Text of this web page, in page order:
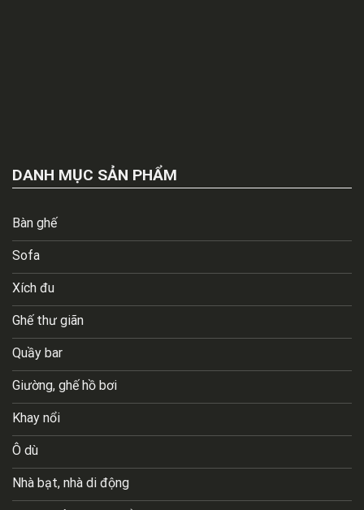
DANH MỤC SẢN PHẨM
Bàn ghế
Sofa
Xích đu
Ghế thư giãn
Quầy bar
Giường, ghế hồ bơi
Khay nổi
Ô dù
Nhà bạt, nhà di động